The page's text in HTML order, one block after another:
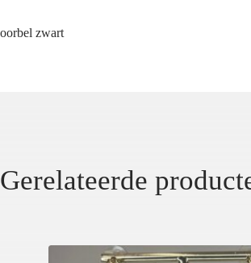
oorbel zwart
Gerelateerde